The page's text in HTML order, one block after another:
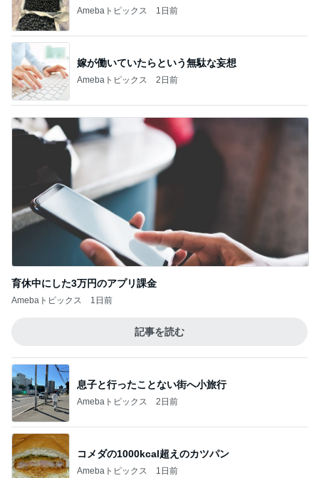
Amebaトピックス 1日前
嫁が働いていたらという無駄な妄想
Amebaトピックス 2日前
育休中にした3万円のアプリ課金
Amebaトピックス 1日前
記事を読む
息子と行ったことない街へ小旅行
Amebaトピックス 2日前
コメダの1000kcal超えのカツパン
Amebaトピックス 1日前